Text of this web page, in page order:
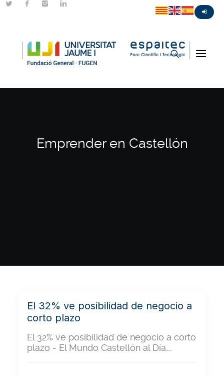
Emprender en Castellón
El 32% ve posibilidad de negocio a
corto plazo
El 32% ve posibilidad de negocio a corto
plazo - El Mundo Castellón al Día,…